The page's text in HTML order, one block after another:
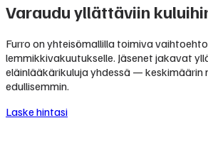
Varaudu yllättäviin
Furro on yhteisömallilla toimiva
lemmikkivakuutukselle. Jäsenet jakavat
eläinlääkärikuluja yhdessä — keskimäärin
edullisemmin.
Laske hintasi